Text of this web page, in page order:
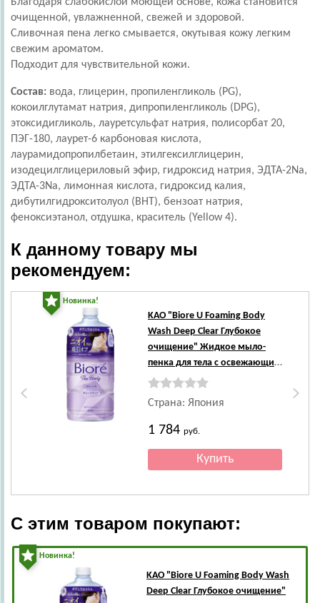
очищенной, увлажненной, свежей и здоровой.
Сливочная пена легко смывается, окутывая кожу легким
свежим ароматом.
Подходит для чувствительной кожи.
Состав: вода, глицерин, пропиленгликоль (PG),
кокоилглутамат натрия, дипропиленгликоль (DPG),
этоксидигликоль, лауретсульфат натрия, полисорбат 20,
ПЭГ-180, лаурет-6 карбоновая кислота,
лаурамидопропилбетаин, этилгексилглицерин,
изодецилглицериловый эфир, гидроксид натрия, ЭДТА-2Na,
ЭДТА-3Na, лимонная кислота, гидроксид калия,
дибутилгидрокситолуол (BHT), бензоат натрия,
феноксиэтанол, отдушка, краситель (Yellow 4).
К данному товару мы
рекомендуем:
Новинка!
KAO"Biore U Foaming Body
Wash Deep Clear Глубокое
очищение" Жидкое мыло-
пенка для тела с освежающим
ароматом трав, сменная
Страна: Япония
1 784 руб.
С этим товаром покупают:
Новинка!
KAO"Biore U Foaming Body Wash
Deep Clear Глубокое очищение"